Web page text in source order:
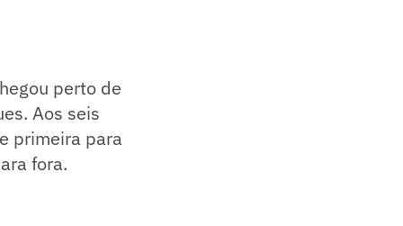
perto de
Aos seis
primeira para
fora.